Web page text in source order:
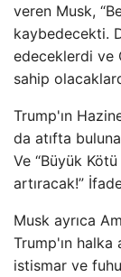
veren Musk,
kaybedecekti.
edeceklerdi ve
sahip
Trump'ın
da atıfta
Ve “Büyük
artıracak!”
Musk ayrıca
Trump'ın halka
istismar ve